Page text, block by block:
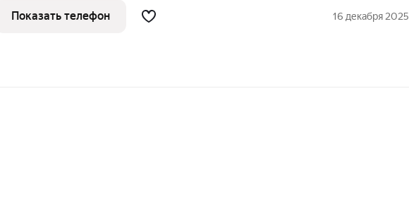
Преимущества данной квартиры: - Удобная узаконенная
планировка.( спальни
Показать телефон 16 декабря 2025